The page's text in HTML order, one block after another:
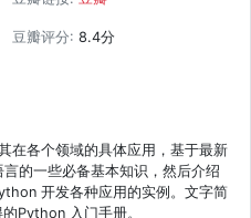
豆瓣评分: 8.4分
在各个领域的具体应用，基于最新
的一些必备基本知识，然后介绍
开发各种应用的实例。文字简
Python 入门手册。